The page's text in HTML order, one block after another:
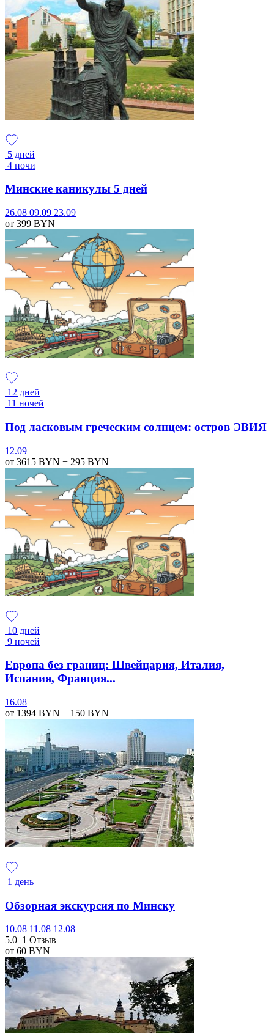
5 дней
4 ночи
Минские каникулы 5 дней
26.08 09.09 23.09
от 399 BYN
12 дней
11 ночей
Под ласковым греческим солнцем: остров ЭВИЯ
12.09
от 3615 BYN + 295 BYN
10 дней
9 ночей
Европа без границ: Швейцария, Италия,
Испания, Франция...
16.08
от 1394 BYN + 150 BYN
1 день
Обзорная экскурсия по Минску
10.08 11.08 12.08
5.0 1 Отзыв
от 60 BYN